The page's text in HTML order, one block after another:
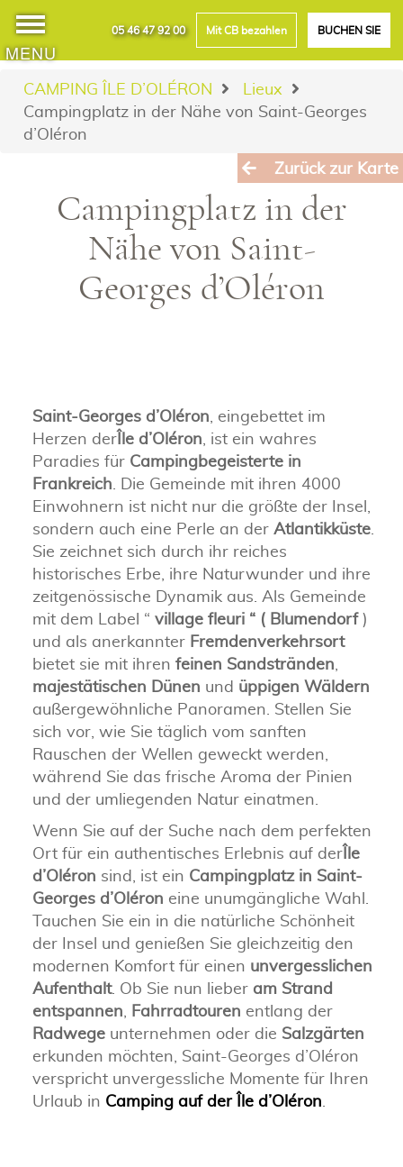
MENU
05 46 47 92 00 Mit CB bezahlen BUCHEN SIE
CAMPING ÎLE D’OLÉRON
Lieux
Campingplatz in der Nähe von Saint-Georges
d’Oléron
Zurück zur Karte
Campingplatz in der
Nähe von Saint-
Georges d’Oléron
Saint-Georges d’Oléron, eingebettet im
Herzen derÎle d’Oléron, ist ein wahres
Paradies für Campingbegeisterte in
Frankreich. Die Gemeinde mit ihren 4000
Einwohnern ist nicht nur die größte der Insel,
sondern auch eine Perle an der Atlantikküste.
Sie zeichnet sich durch ihr reiches
historisches Erbe, ihre Naturwunder und ihre
zeitgenössische Dynamik aus. Als Gemeinde
mit dem Label “ village fleuri “ ( Blumendorf)
und als anerkannter Fremdenverkehrsort
bietet sie mit ihren feinen Sandstränden,
majestätischen Dünen und üppigen Wäldern
außergewöhnliche Panoramen. Stellen Sie
sich vor, wie Sie täglich vom sanften
Rauschen der Wellen geweckt werden,
während Sie das frische Aroma der Pinien
und der umliegenden Natur einatmen.
Wenn Sie auf der Suche nach dem perfekten
Ort für ein authentisches Erlebnis auf derÎle
d’Oléron sind, ist ein Campingplatz in Saint-
Georges d’Oléron eine unumgängliche Wahl.
Tauchen Sie ein in die natürliche Schönheit
der Insel und genießen Sie gleichzeitig den
modernen Komfort für einen unvergesslichen
Aufenthalt. Ob Sie nun lieber am Strand
entspannen, Fahrradtouren entlang der
Radwegeunternehmen oder die Salzgärten
erkunden möchten, Saint-Georges d’Oléron
verspricht unvergessliche Momente für Ihren
Urlaub in Camping auf der Île d’Oléron.